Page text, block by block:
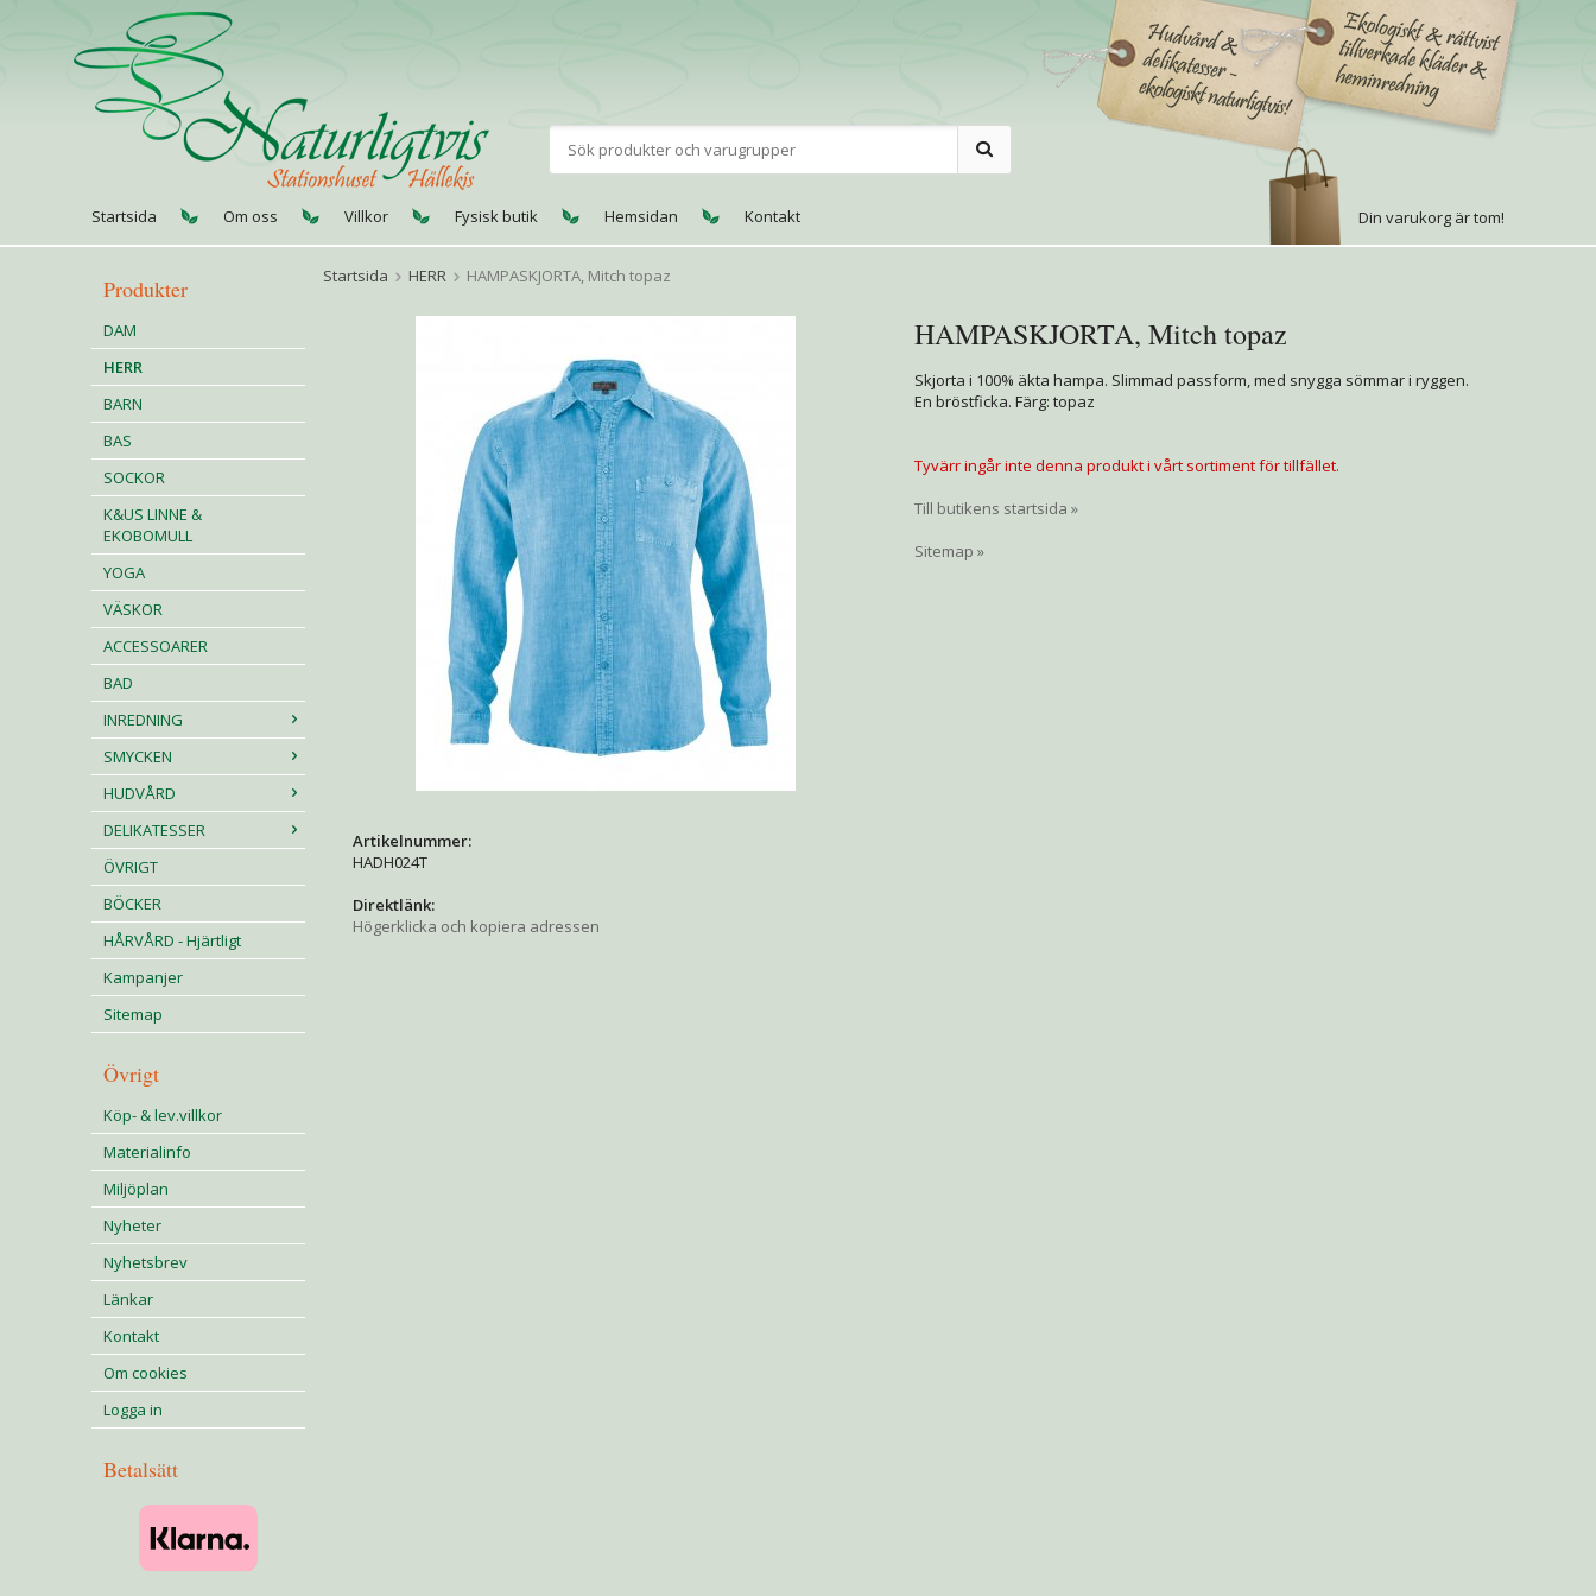
Startsida Om oss Villkor Fysisk butik Hemsidan Kontakt Din varukorg är tom!
Produkter
DAM
HERR
BARN
BAS
SOCKOR
K&US LINNE &
EKOBOMULL
YOGA
VÄSKOR
ACCESSOARER
BAD
INREDNING
SMYCKEN
HUDVÅRD
DELIKATESSER
ÖVRIGT
BÖCKER
HÅRVÅRD - Hjärtligt
Kampanjer
Sitemap
Övrigt
Köp- & lev.villkor
Materialinfo
Miljöplan
Nyheter
Nyhetsbrev
Länkar
Kontakt
Om cookies
Logga in
Betalsätt
Startsida HERR HAMPASKJORTA, Mitch topaz
HAMPASKJORTA, Mitch topaz
Skjorta i 100% äkta hampa. Slimmad passform, med snygga sömmar i ryggen.
En bröstficka. Färg: topaz
Tyvärr ingår inte denna produkt i vårt sortiment för tillfället.
Till butikens startsida »
Sitemap »
Artikelnummer:
HADH024T
Direktlänk:
Högerklicka och kopiera adressen